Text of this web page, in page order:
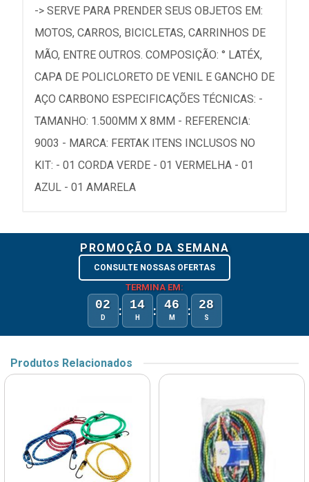
-> SERVE PARA PRENDER SEUS OBJETOS EM:
MOTOS, CARROS, BICICLETAS, CARRINHOS DE
MÃO, ENTRE OUTROS. COMPOSIÇÃO: ° LATÉX,
CAPA DE POLICLORETO DE VENIL E GANCHO DE
AÇO CARBONO ESPECIFICAÇÕES TÉCNICAS: -
TAMANHO: 1.500MM X 8MM - REFERENCIA:
9003 - MARCA: FERTAK ITENS INCLUSOS NO
KIT: - 01 CORDA VERDE - 01 VERMELHA - 01
AZUL - 01 AMARELA
PROMOÇÃO DA SEMANA
CONSULTE NOSSAS OFERTAS
TERMINA EM:
02
D : 14
H : 46
M : 28
S
Produtos Relacionados